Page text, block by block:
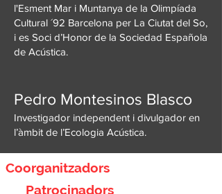
l'Esment Mar i Muntanya de la Olimpíada
Cultural ´92 Barcelona per La Ciutat del So,
i es Soci d’Honor de la Sociedad Española
de Acústica.
Pedro Montesinos Blasco
Investigador independent i divulgador en
l’àmbit de l’Ecologia Acústica.
Coorganitzadors
Patrocinadors